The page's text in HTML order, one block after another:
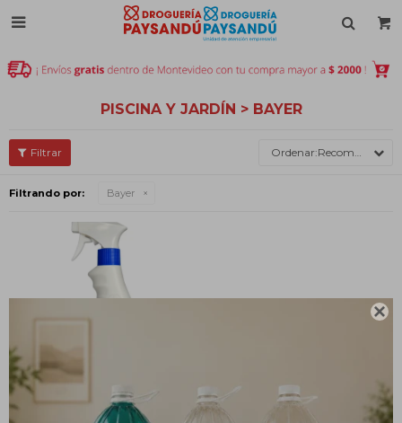


PISCINA Y JARDÍN > BAYER
Recomendados
Filtrando por: Bayer